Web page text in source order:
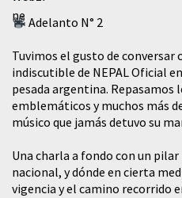
Adelanto N° 2
Tuvimos el gusto de
indiscutible de NEPAL Oficial
pesada argentina. Repasamos
emblemáticos y muchos más
músico que jamás detuvo su
​Una charla a fondo con un
nacional, y dónde en cierta
vigencia y el camino recorrido